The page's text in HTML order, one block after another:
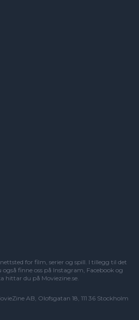
for film, serier og spill. I tillegg til det
finne oss på Instagram, Facebook og
hittar du på Moviezine.se
AB, Olofsgatan 18, 111 36 Stockholm